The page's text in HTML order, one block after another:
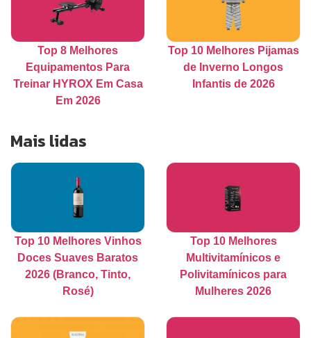
Top 8 Melhores
Equipamentos Para
Treinar HYROX Em Casa
Em 2026
Top 10 Melhores Pijamas
de Inverno Longos
Infantis de 2026
Mais lidas
Top 10 Melhores Vinhos
Doces Suaves Baratos
2026 (Branco, Tinto,
Rosé)
Top 10 Melhores
Multivitamínicos e
Polivitamínicos para
Mulheres 2026